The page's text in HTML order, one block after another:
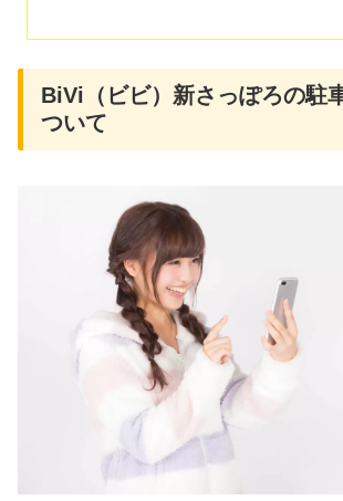
BiVi（ビビ）新さっぽろの駐
ついて